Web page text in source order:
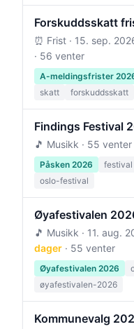
Forskuddsskatt
⏰ Frist · 15. sep.
· 56 venter
A-meldingsfrister
skatt
forskuddsskatt
Findings Festival
🎵 Musikk · 55 venter
Påsken 2026 festival
oslo-festival
Øyafestivalen
🎵 Musikk · 11. aug.
dager · 55 venter
Øyafestivalen 2026
øyafestivalen-2026
Kommunevalg